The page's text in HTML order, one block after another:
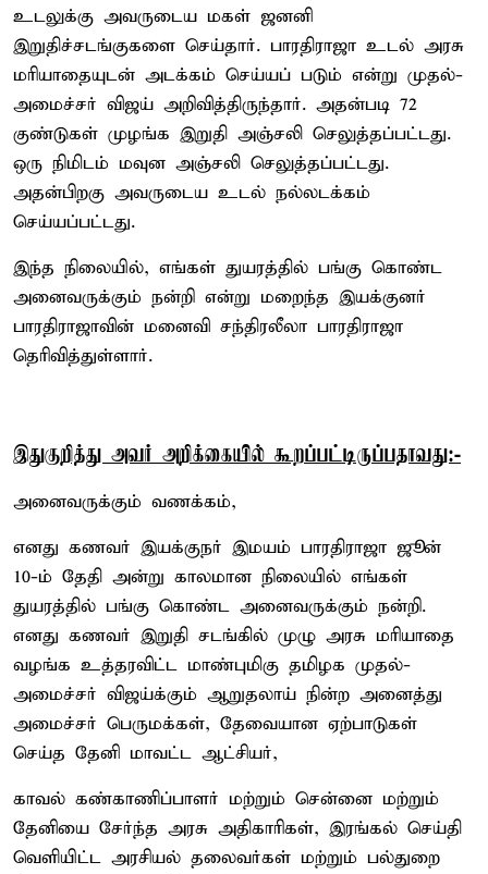
உடலுக்கு அவருடைய மகள் ஜனனி
இறுதிச்சடங்குகளை செய்தார். பாரதிராஜா உடல் அரசு
மரியாதையுடன் அடக்கம் செய்யப் படும் என்று முதல்-
அமைச்சர் விஜய் அறிவித்திருந்தார். அதன்படி 72
குண்டுகள் முழங்க இறுதி அஞ்சலி செலுத்தப்பட்டது.
ஒரு நிமிடம் மவுன அஞ்சலி செலுத்தப்பட்டது.
அதன்பிறகு அவருடைய உடல் நல்லடக்கம்
செய்யப்பட்டது.
இந்த நிலையில், எங்கள் துயரத்தில் பங்கு கொண்ட
அனைவருக்கும் நன்றி என்று மறைந்த இயக்குனர்
பாரதிராஜாவின் மனைவி சந்திரலீலா பாரதிராஜா
தெரிவித்துள்ளார்.
இதுகுறித்து அவர் அறிக்கையில் கூறப்பட்டிருப்பதாவது:-
அனைவருக்கும் வணக்கம்,
எனது கணவர் இயக்குநர் இமயம் பாரதிராஜா ஜூன்
10-ம் தேதி அன்று காலமான நிலையில் எங்கள்
துயரத்தில் பங்கு கொண்ட அனைவருக்கும் நன்றி.
எனது கணவர் இறுதி சடங்கில் முழு அரசு மரியாதை
வழங்க உத்தரவிட்ட மாண்புமிகு தமிழக முதல்-
அமைச்சர் விஜய்க்கும் ஆறுதலாய் நின்ற அனைத்து
அமைச்சர் பெருமக்கள், தேவையான ஏற்பாடுகள்
செய்த தேனி மாவட்ட ஆட்சியர்,
காவல் கண்காணிப்பாளர் மற்றும் சென்னை மற்றும்
தேனியை சேர்ந்த அரசு அதிகாரிகள், இரங்கல் செய்தி
வெளியிட்ட அரசியல் தலைவர்கள் மற்றும் பல்துறை